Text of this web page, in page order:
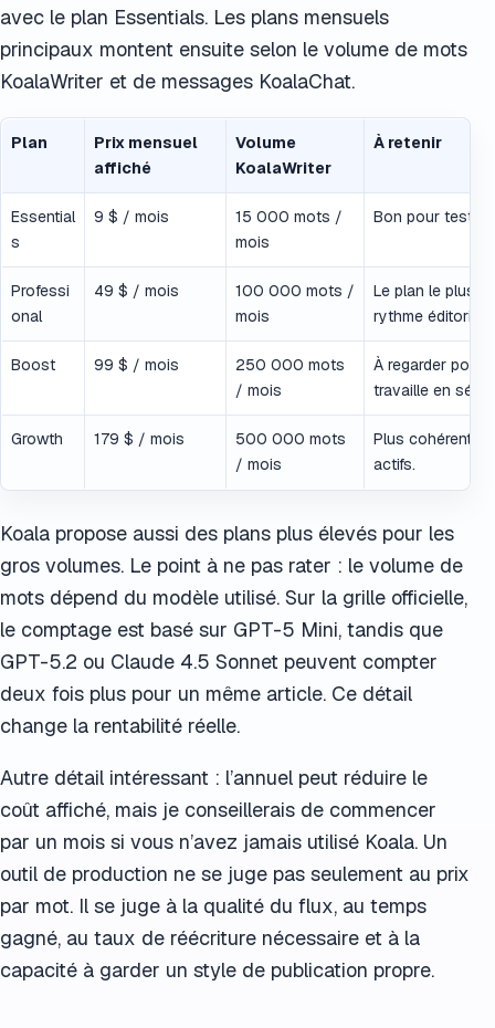
avec le plan Essentials. Les plans mensuels
principaux montent ensuite selon le volume de mots
KoalaWriter et de messages KoalaChat.
Plan
Prix mensuel
affiché
Volume
KoalaWriter
À retenir
Essential
s
9 $ / mois
15 000 mots /
mois
Bon pour tester
Professi
onal
49 $ / mois
100 000 mots /
mois
Le plan le plus
rythme éditorial.
Boost 99 $ / mois
250 000 mots
/ mois
À regarder pour
travaille en série.
Growth 179 $ / mois
500 000 mots
/ mois
Plus cohérent
actifs.
Koala propose aussi des plans plus élevés pour les
gros volumes. Le point à ne pas rater : le volume de
mots dépend du modèle utilisé. Sur la grille officielle,
le comptage est basé sur GPT-5 Mini, tandis que
GPT-5.2 ou Claude 4.5 Sonnet peuvent compter
deux fois plus pour un même article. Ce détail
change la rentabilité réelle.
Autre détail intéressant : l’annuel peut réduire le
coût affiché, mais je conseillerais de commencer
par un mois si vous n’avez jamais utilisé Koala. Un
outil de production ne se juge pas seulement au prix
par mot. Il se juge à la qualité du flux, au temps
gagné, au taux de réécriture nécessaire et à la
capacité à garder un style de publication propre.